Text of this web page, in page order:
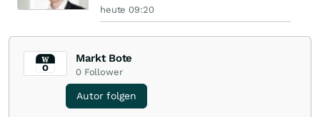
heute 09:20
Markt Bote
0 Follower
Autor folgen